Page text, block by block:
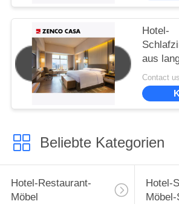
Hotel-
aus
Contact
Beliebte Kategorien
Hotel-Restaurant-
Möbel
Hotel-